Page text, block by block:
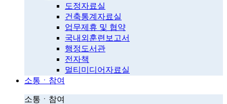
도정자료실
건축통계자료실
업무제휴 및 협약
국내외훈련보고서
행정도서관
전자책
멀티미디어자료실
소통ㆍ참여
소통ㆍ참여